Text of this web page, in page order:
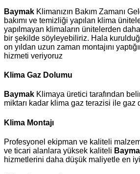
Baymak Klimanızın Bakım Zamanı
bakımı ve temizliği yapılan klima
yapılmayan klimaların ünitelerden
bir şekilde söyleyebiliriz. Hala
on yıldan uzun zaman montajını
hizmeti veriyoruz
Klima Gaz Dolumu
Baymak Klimaya üretici tarafından
miktarı kadar klima gaz terazisi ile gaz
Klima Montajı
Profesyonel ekipman ve kaliteli
ve ticari alanlara yüksek kaliteli
hizmetlerini daha düşük maliyetle en